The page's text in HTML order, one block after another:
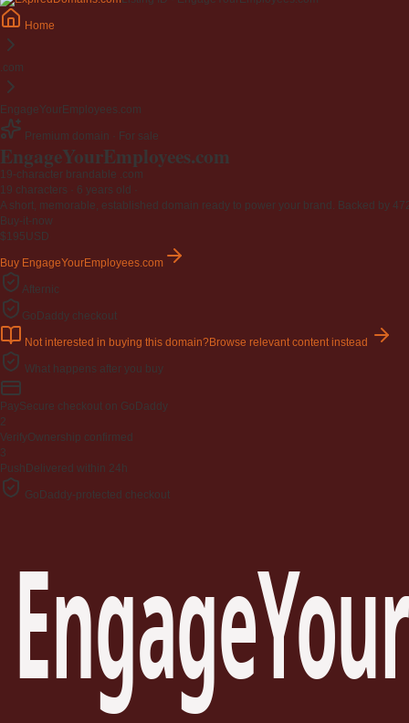
Home
.com
EngageYourEmployees.com
Premium domain · For sale
EngageYourEmployees.com
19-character brandable .com
19 characters · 6 years old
A short, memorable, established domain ready to power your brand. Backed by
Buy-it-now
$195USD
Buy EngageYourEmployees.com
Afternic
GoDaddy checkout
Not interested in buying this domain?Browse relevant content instead
What happens after you buy
PaySecure checkout on GoDaddy
2
VerifyOwnership confirmed
3
Push Delivered within 24h
GoDaddy-protected checkout